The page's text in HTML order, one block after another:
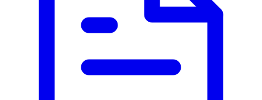
-Om du är gravid, tror att du kan vara gravid eller
planerar att skaffa barn, rådfråga läkare eller
apotekspersonal innan du använder detta läkemedel.